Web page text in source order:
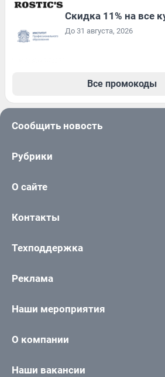
Скидка 11% на все
До 31 августа, 2026
Все промокоды
Сообщить новость
Рубрики
О сайте
Контакты
Техподдержка
Реклама
Наши мероприятия
О компании
Наши вакансии